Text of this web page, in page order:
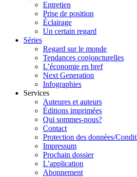
Entretien
Prise de position
Éclairage
Un certain regard
Séries
Regard sur le monde
Tendances conjoncturelles
L’économie en bref
Next Generation
Infographies
Services
Auteures et auteurs
Éditions imprimées
Qui sommes-nous?
Contact
Protection des données/
Impressum
Prochain dossier
L’application
Abonnement